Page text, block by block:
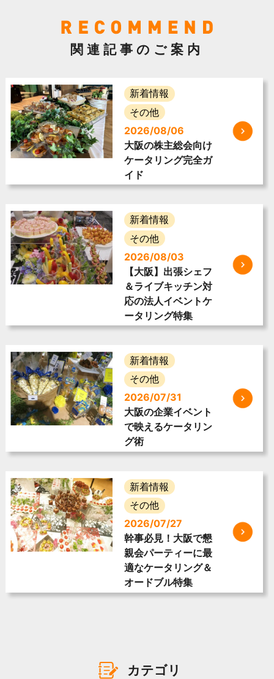
関連記事のご案内
新着情報
その他
2026/08/06
大阪の株主総会向け
ケータリング完全ガ
イド
新着情報
その他
2026/08/03
【大阪】出張シェフ
＆ライブキッチン対
応の法人イベントケ
ータリング特集
新着情報
その他
2026/07/31
大阪の企業イベント
で映えるケータリン
グ術
新着情報
その他
2026/07/27
幹事必見！大阪で懇
親会パーティーに最
適なケータリング＆
オードブル特集
カテゴリ